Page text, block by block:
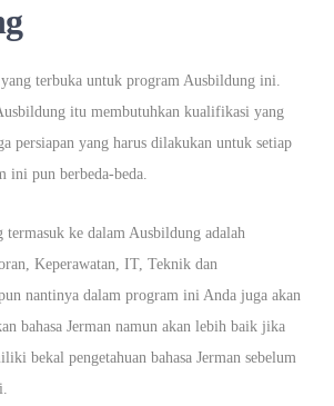
terbuka untuk program Ausbildung ini.
itu membutuhkan kualifikasi yang
persiapan yang harus dilakukan untuk setiap
ini pun berbeda-beda.
termasuk ke dalam Ausbildung adalah
Keperawatan, IT, Teknik dan
nantinya dalam program ini Anda juga akan
bahasa Jerman namun akan lebih baik jika
bekal pengetahuan bahasa Jerman sebelum